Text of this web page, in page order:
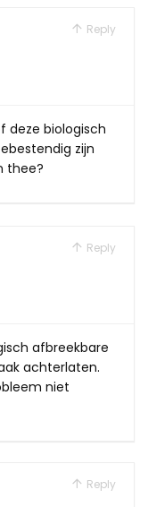
Reply
deze biologisch
zijn
thee?
Reply
afbreekbare
achterlaten.
niet
Reply